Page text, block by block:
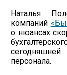
Наталья
компаний
о нюансах
персонала.